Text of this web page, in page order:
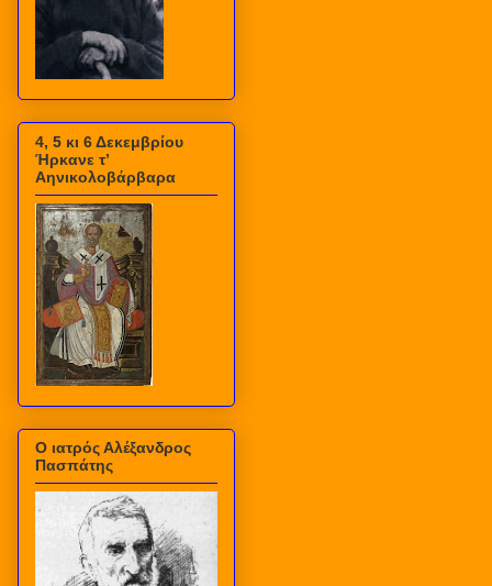
4, 5 κι 6 Δεκεμβρίου
Ήρκανε τ’
Αηνικολοβάρβαρα
Ο ιατρός Αλέξανδρος
Πασπάτης